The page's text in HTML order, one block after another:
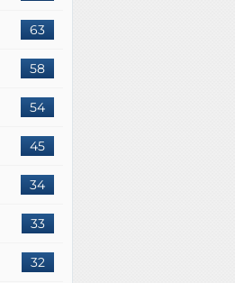
63
58
54
45
34
33
32